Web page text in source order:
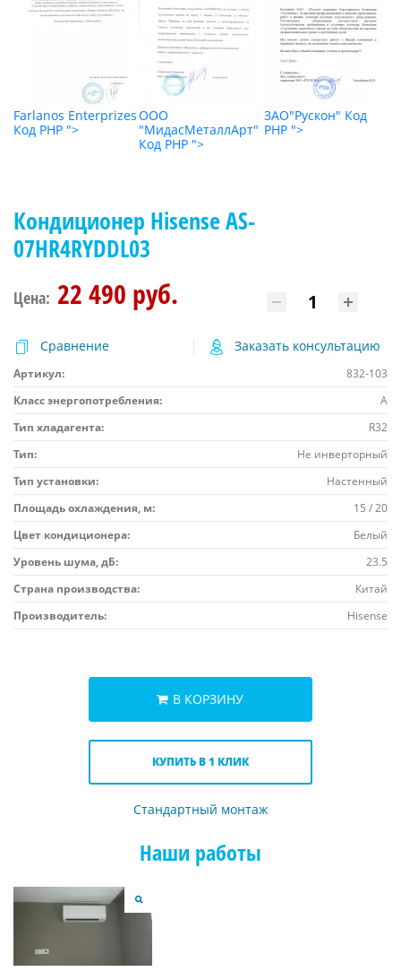
Farlanos Enterprizes
Код PHP ">
ООО
"МидасМеталлАрт"
Код PHP ">
ЗАО"Рускон" Код
PHP ">
Кондиционер Hisense AS-
07HR4RYDDL03
Цена: 22 490 руб.
Сравнение Заказать консультацию
Артикул:
832-103
Класс энергопотребления:
A
Тип хладагента:
R32
Тип:
Не инверторный
Тип установки:
Настенный
Площадь охлаждения, м:
15 / 20
Цвет кондиционера:
Белый
Уровень шума, дБ:
23.5
Страна производства:
Китай
Производитель:
Hisense
В КОРЗИНУ
КУПИТЬ В 1 КЛИК
Стандартный монтаж
Наши работы